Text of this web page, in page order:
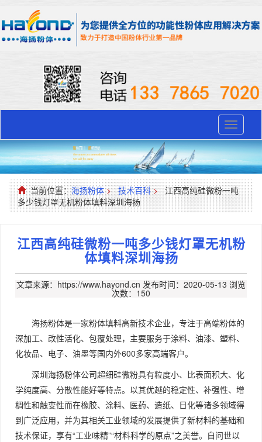
Toggle
当前位置：海扬粉体 > 技术百科 > 江西高纯硅微粉一吨
多少钱灯罩无机粉体填料深圳海扬
江西高纯硅微粉一吨多少钱灯罩无机粉
体填料深圳海扬
文章来源：https://www.hayond.cn 发布时间：2020-05-13 浏览
次数：150
海扬粉体是一家粉体填料高新技术企业，专注于高端粉体的
深加工、改性活化、包覆处理，主要服务于涂料、油漆、塑料、
化妆品、电子、油墨等国内外600多家高端客户。
深圳海扬粉体公司超细硅微粉具有粒度小、比表面积大、化
学纯度高、分散性能好等特点。以其优越的稳定性、补强性、增
稠性和触变性而在橡胶、涂料、医药、造纸、日化等诸多领域得
到广泛应用，并为其相关工业领域的发展提供了新材料的基础和
技术保证，享有“工业味精”“材料科学的原点”之美誉。自问世以